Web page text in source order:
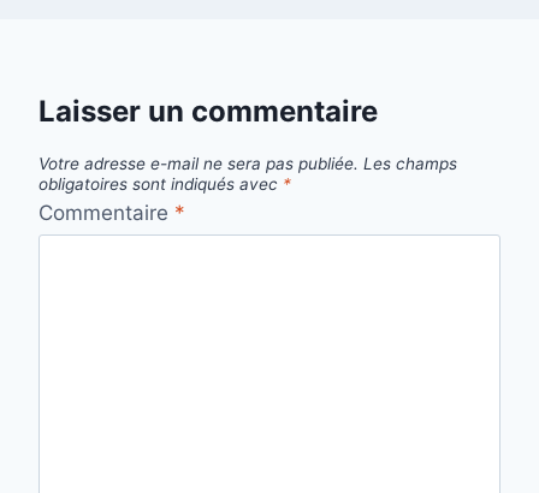
Laisser un commentaire
Votre adresse e-mail ne sera pas publiée. Les champs
obligatoires sont indiqués avec *
Commentaire *